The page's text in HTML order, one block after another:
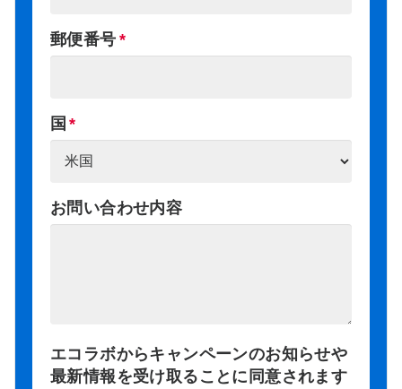
郵便番号
国
お問い合わせ内容
エコラボからキャンペーンのお知らせや
最新情報を受け取ることに同意されます